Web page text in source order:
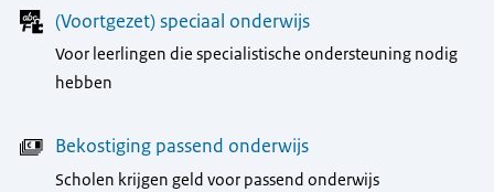
(Voortgezet) speciaal onderwijs
Voor leerlingen die specialistische ondersteuning nodig
hebben
Bekostiging passend onderwijs
Scholen krijgen geld voor passend onderwijs